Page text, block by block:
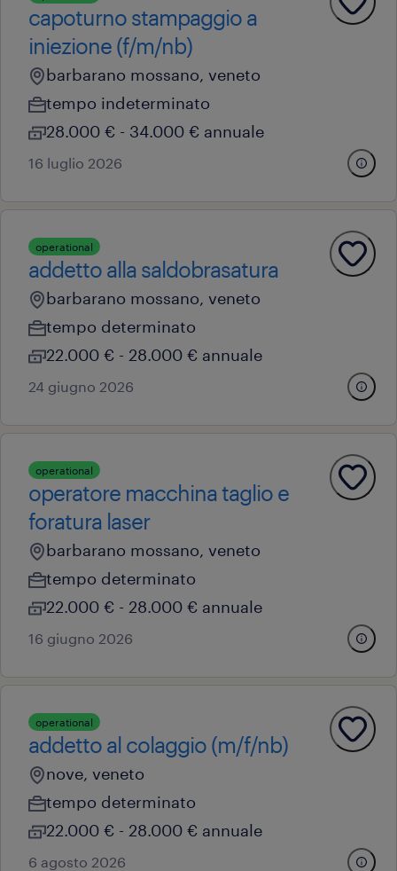
capoturno stampaggio a
iniezione (f/m/nb)
barbarano mossano, veneto
tempo indeterminato
28.000 € - 34.000 € annuale
16 luglio 2026
operational
addetto alla saldobrasatura
barbarano mossano, veneto
tempo determinato
22.000 € - 28.000 € annuale
24 giugno 2026
operational
operatore macchina taglio e
foratura laser
barbarano mossano, veneto
tempo determinato
22.000 € - 28.000 € annuale
16 giugno 2026
operational
addetto al colaggio (m/f/nb)
nove, veneto
tempo determinato
22.000 € - 28.000 € annuale
6 agosto 2026